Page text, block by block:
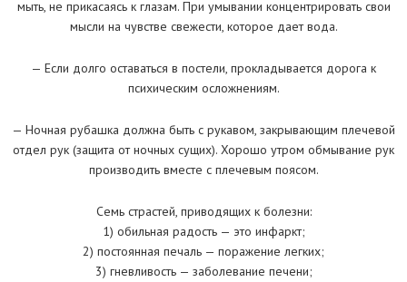
мыть, не прикасаясь к глазам. При умывании концентрировать свои
мысли на чувстве свежести, которое дает вода.
— Если долго оставаться в постели, прокладывается дорога к
психическим осложнениям.
— Ночная рубашка должна быть с рукавом, закрывающим плечевой
отдел рук (защита от ночных сущих). Хорошо утром обмывание рук
производить вместе с плечевым поясом.
Семь страстей, приводящих к болезни:
1) обильная радость — это инфаркт;
2) постоянная печаль — поражение легких;
3) гневливость — заболевание печени;